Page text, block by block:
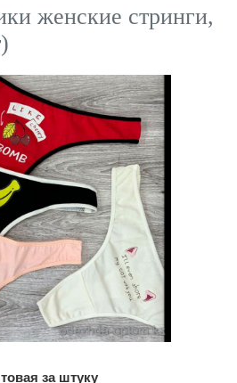
женские стринги,
за штуку